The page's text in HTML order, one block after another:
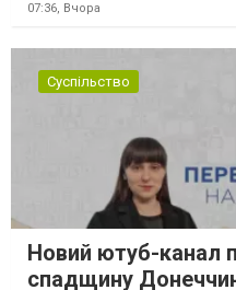
07:36, Вчора
Суспільство
Новий ютуб-канал
спадщину